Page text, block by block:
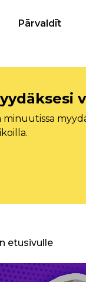
Pārvaldīt
etusivulle